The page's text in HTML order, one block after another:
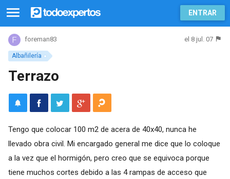
ENTRAR
Albañilería
foreman83 el 8 jul. 07
Terrazo
Tengo que colocar 100 m2 de acera de 40x40, nunca he
llevado obra civil. Mi encargado general me dice que lo coloque
a la vez que el hormigón, pero creo que se equivoca porque
tiene muchos cortes debido a las 4 rampas de acceso que